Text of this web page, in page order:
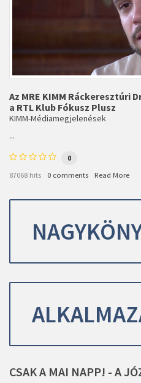
Az MRE KIMM
a RTL Klub Fókusz Plusz
KIMM-Médiamegjelenések
...
0
87068 hits 0 comments Read More
CSAKA MAI NAPP! - A